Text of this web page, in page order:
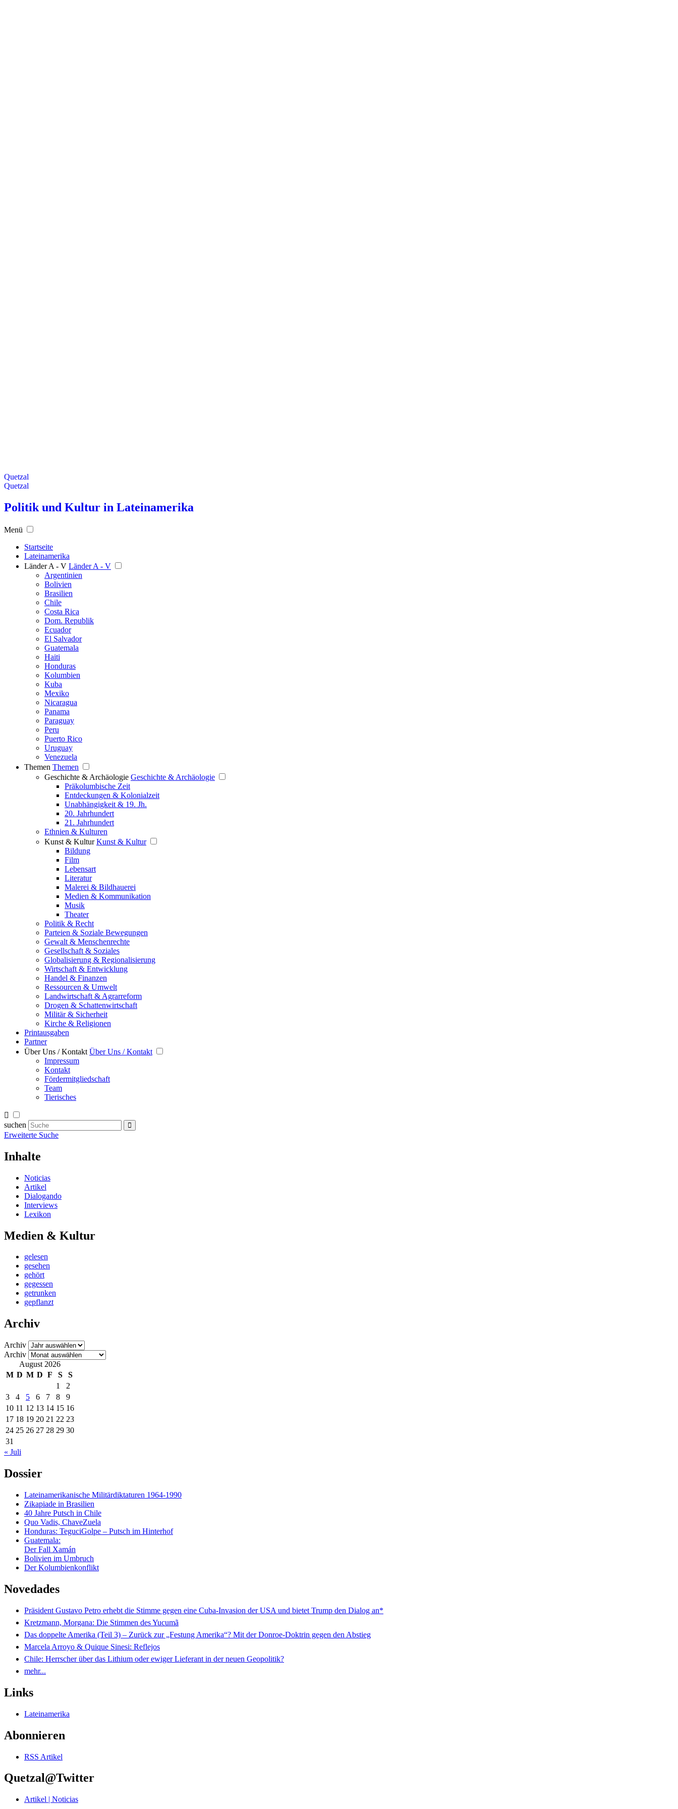
Quetzal
Quetzal
Politik und Kultur in Lateinamerika
Menü
Startseite
Lateinamerika
Länder A - V Länder A - V
Argentinien
Bolivien
Brasilien
Chile
Costa Rica
Dom. Republik
Ecuador
El Salvador
Guatemala
Haiti
Honduras
Kolumbien
Kuba
Mexiko
Nicaragua
Panama
Paraguay
Peru
Puerto Rico
Uruguay
Venezuela
Themen Themen
Geschichte & Archäologie Geschichte & Archäologie
Präkolumbische Zeit
Entdeckungen & Kolonialzeit
Unabhängigkeit & 19. Jh.
20. Jahrhundert
21. Jahrhundert
Ethnien & Kulturen
Kunst & Kultur Kunst & Kultur
Bildung
Film
Lebensart
Literatur
Malerei & Bildhauerei
Medien & Kommunikation
Musik
Theater
Politik & Recht
Parteien & Soziale Bewegungen
Gewalt & Menschenrechte
Gesellschaft & Soziales
Globalisierung & Regionalisierung
Wirtschaft & Entwicklung
Handel & Finanzen
Ressourcen & Umwelt
Landwirtschaft & Agrarreform
Drogen & Schattenwirtschaft
Militär & Sicherheit
Kirche & Religionen
Printausgaben
Partner
Über Uns / Kontakt Über Uns / Kontakt
Impressum
Kontakt
Fördermitgliedschaft
Team
Tierisches
suchen
Erweiterte Suche
Inhalte
Noticias
Artikel
Dialogando
Interviews
Lexikon
Medien & Kultur
gelesen
gesehen
gehört
gegessen
getrunken
gepflanzt
Archiv
Archiv
Archiv
August 2026
M D M D F S
S
1
2
3
4 5 6 7 8
9
10 11 12 13 14 15 16
17 18 19 20 21 22 23
24 25 26 27 28 29 30
31
« Juli
Dossier
Lateinamerikanische Militärdiktaturen 1964-1990
Zikapiade in Brasilien
40 Jahre Putsch in Chile
Quo Vadis, ChaveZuela
Honduras: TeguciGolpe – Putsch im Hinterhof
Guatemala:
Der Fall Xamán
Bolivien im Umbruch
Der Kolumbienkonflikt
Novedades
Präsident Gustavo Petro erhebt die Stimme gegen eine Cuba-Invasion der USA und bietet Trump den Dialog an*
Kretzmann, Morgana: Die Stimmen des Yucumã
Das doppelte Amerika (Teil 3) – Zurück zur „Festung Amerika“? Mit der Donroe-Doktrin gegen den Abstieg
Marcela Arroyo & Quique Sinesi: Reflejos
Chile: Herrscher über das Lithium oder ewiger Lieferant in der neuen Geopolitik?
mehr...
Links
Lateinamerika
Abonnieren
RSS Artikel
Quetzal@Twitter
Artikel | Noticias